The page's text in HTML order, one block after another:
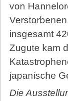
von
insgesamt
Zugute kam
japanische
Die